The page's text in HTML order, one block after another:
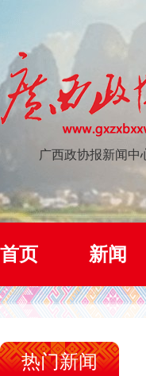
广西政协报新闻中
首页 新闻
热门新闻